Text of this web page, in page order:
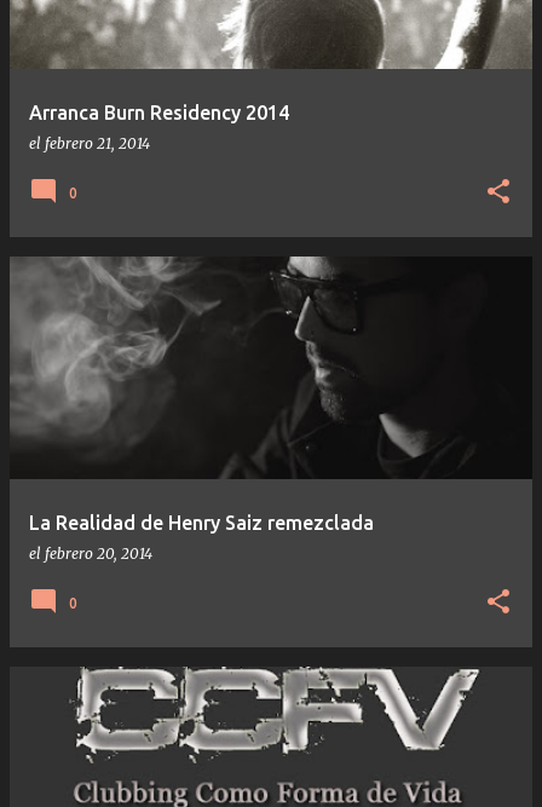
Arranca Burn Residency 2014
el febrero 21, 2014
0
La Realidad de Henry Saiz remezclada
el febrero 20, 2014
0